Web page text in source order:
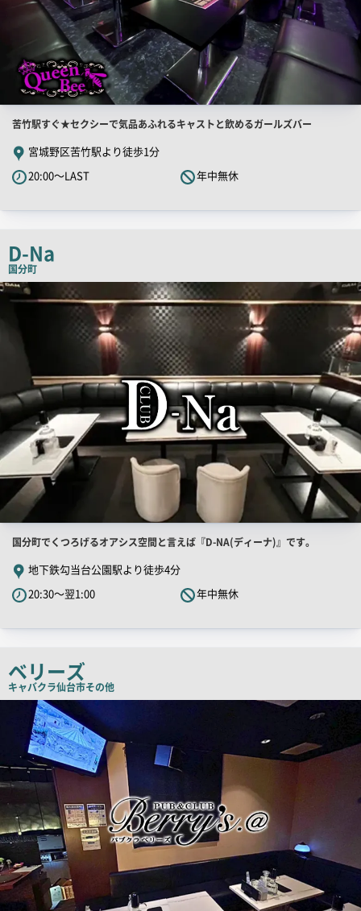
店
舗
PR
キ
コ
ピ
ー
苦竹駅すぐ★セクシーで気品あふれるキャストと飲めるガールズバー
宮城野区苦竹駅より徒歩1分
20:00～LAST
年中無休
D-Na
国分町
店
店
舗
PR
キ
コ
ピ
国分町でくつろげるオアシス空間と言えば『D-NA(ディーナ)』です。
地下鉄勾当台公園駅より徒歩4分
20:30～翌1:00
年中無休
ベリーズ
キャバクラ仙台市その他
店